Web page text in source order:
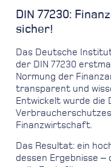
DIN 77230:
sicher!
Das Deutsche
der DIN 77230
Normung der
transparent und
Entwickelt wurde die
Finanzwirtschaft.
Das Resultat: ein
dessen Ergebnisse ‒